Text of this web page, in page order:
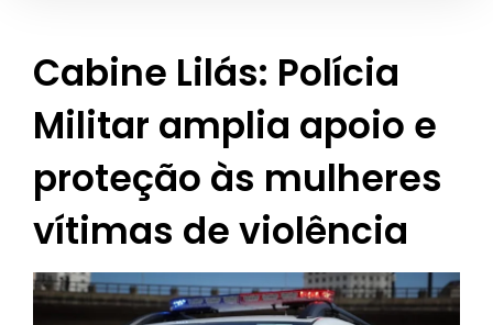
Cabine Lilás: Polícia
Militar amplia apoio e
proteção às mulheres
vítimas de violência